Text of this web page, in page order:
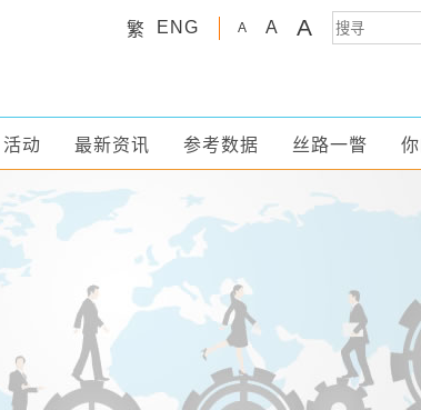
繁 ENG A A A
活动 最新资讯 参考数据 丝路一瞥